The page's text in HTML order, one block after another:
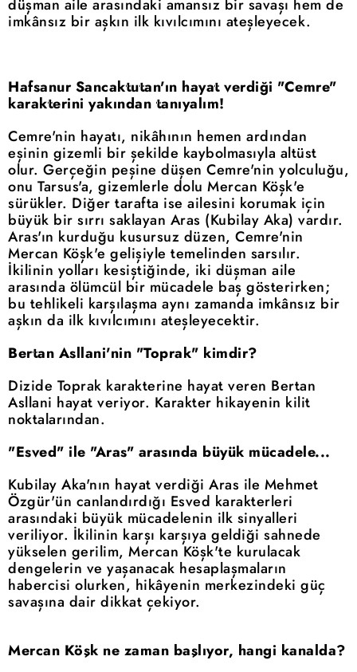
düşman aile arasındaki amansız bir savaşı hem de
imkânsız bir aşkın ilk kıvılcımını ateşleyecek.
Hafsanur Sancaktutan'ın hayat verdiği "Cemre"
karakterini yakından tanıyalım!
Cemre'nin hayatı, nikâhının hemen ardından
eşinin gizemli bir şekilde kaybolmasıyla altüst
olur. Gerçeğin peşine düşen Cemre'nin yolculuğu,
onu Tarsus'a, gizemlerle dolu Mercan Köşk'e
sürükler. Diğer tarafta ise ailesini korumak için
büyük bir sırrı saklayan Aras (Kubilay Aka) vardır.
Aras'ın kurduğu kusursuz düzen, Cemre'nin
Mercan Köşk'e gelişiyle temelinden sarsılır.
İkilinin yolları kesiştiğinde, iki düşman aile
arasında ölümcül bir mücadele baş gösterirken;
bu tehlikeli karşılaşma aynı zamanda imkânsız bir
aşkın da ilk kıvılcımını ateşleyecektir.
Bertan Asllani'nin "Toprak" kimdir?
Dizide Toprak karakterine hayat veren Bertan
Asllani hayat veriyor. Karakter hikayenin kilit
noktalarından.
"Esved" ile "Aras" arasında büyük mücadele...
Kubilay Aka'nın hayat verdiği Aras ile Mehmet
Özgür'ün canlandırdığı Esved karakterleri
arasındaki büyük mücadelenin ilk sinyalleri
veriliyor. İkilinin karşı karşıya geldiği sahnede
yükselen gerilim, Mercan Köşk'te kurulacak
dengelerin ve yaşanacak hesaplaşmaların
habercisi olurken, hikâyenin merkezindeki güç
savaşına dair dikkat çekiyor.
Mercan Köşk ne zaman başlıyor, hangi kanalda?